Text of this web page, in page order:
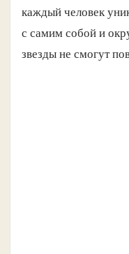
каждый человек
с самим собой и
звезды не смогут